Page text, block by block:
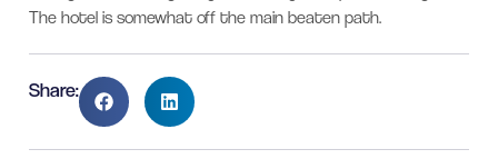
The hotel is somewhat off the main beaten path.
Share: